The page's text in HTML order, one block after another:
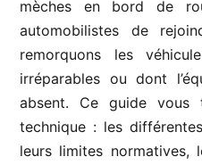
mèches en bord de
automobilistes de
remorquons les
irréparables ou dont
absent. Ce guide vous
technique : les
leurs limites normatives,